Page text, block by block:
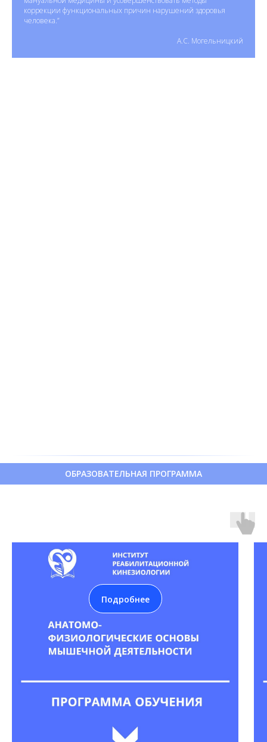
коррекции функциональных причин нарушений здоровья
человека.”
А.С. Могельницкий
ОБРАЗОВАТЕЛЬНАЯ ПРОГРАММА
Подробнее